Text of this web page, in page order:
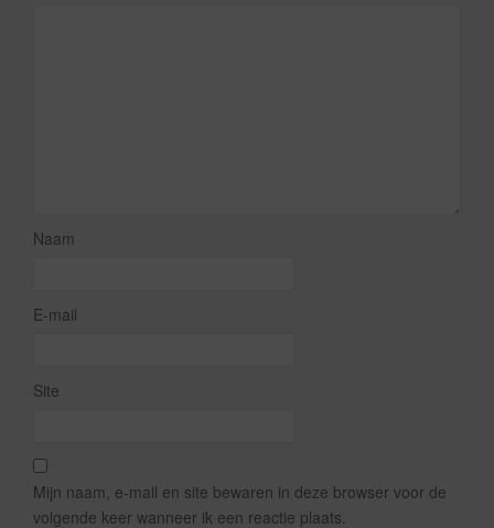
Naam
E-mail
Site
Mijn naam, e-mail en site bewaren in deze browser voor de
volgende keer wanneer ik een reactie plaats.